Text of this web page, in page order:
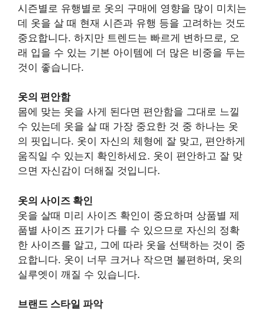
시즌별로 유행별로 옷의 구매에 영향을 많이 미치는
데 옷을 살 때 현재 시즌과 유행 등을 고려하는 것도
중요합니다. 하지만 트렌드는 빠르게 변하므로, 오
래 입을 수 있는 기본 아이템에 더 많은 비중을 두는
것이 좋습니다.
옷의 편안함
몸에 맞는 옷을 사게 된다면 편안함을 그대로 느낄
수 있는데 옷을 살 때 가장 중요한 것 중 하나는 옷
의 핏입니다. 옷이 자신의 체형에 잘 맞고, 편안하게
움직일 수 있는지 확인하세요. 옷이 편안하고 잘 맞
으면 자신감이 더해질 것입니다.
옷의 사이즈 확인
옷을 살때 미리 사이즈 확인이 중요하며 상품별 제
품별 사이즈 표기가 다를 수 있으므로 자신의 정확
한 사이즈를 알고, 그에 따라 옷을 선택하는 것이 중
요합니다. 옷이 너무 크거나 작으면 불편하며, 옷의
실루엣이 깨질 수 있습니다.
브랜드 스타일 파악